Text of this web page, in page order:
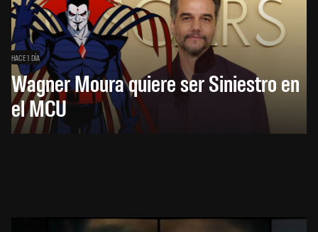
HACE 1 DÍA
Wagner Moura quiere ser Siniestro en
el MCU